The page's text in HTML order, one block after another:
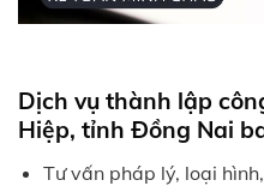
Dịch vụ thành lập
Hiệp, tỉnh Đồng Nai
Tư vấn pháp lý, loại